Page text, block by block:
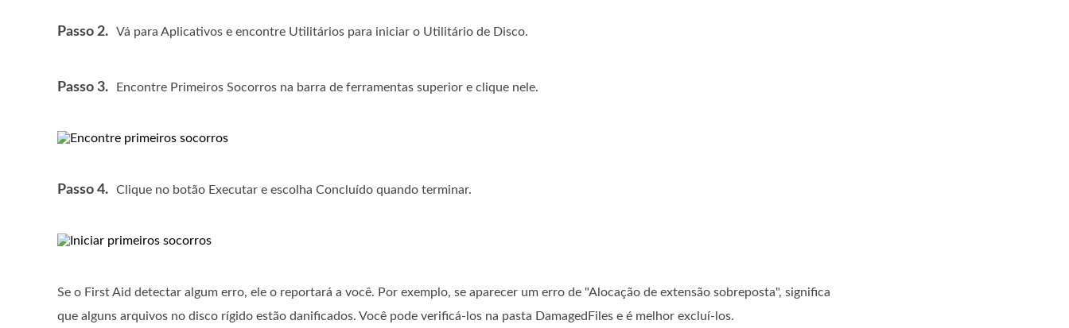
Passo 2. Vá para Aplicativos e encontre Utilitários para iniciar o Utilitário de Disco.
Passo 3. Encontre Primeiros Socorros na barra de ferramentas superior e clique nele.
Passo 4. Clique no botão Executar e escolha Concluído quando terminar.
Se o First Aid detectar algum erro, ele o reportará a você. Por exemplo, se aparecer um erro de "Alocação de extensão sobreposta", significa
que alguns arquivos no disco rígido estão danificados. Você pode verificá-los na pasta DamagedFiles e é melhor excluí-los.